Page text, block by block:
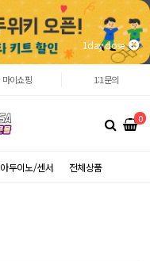
1day close
마이쇼핑 1:1문의
0
아두이노/센서 전체상품